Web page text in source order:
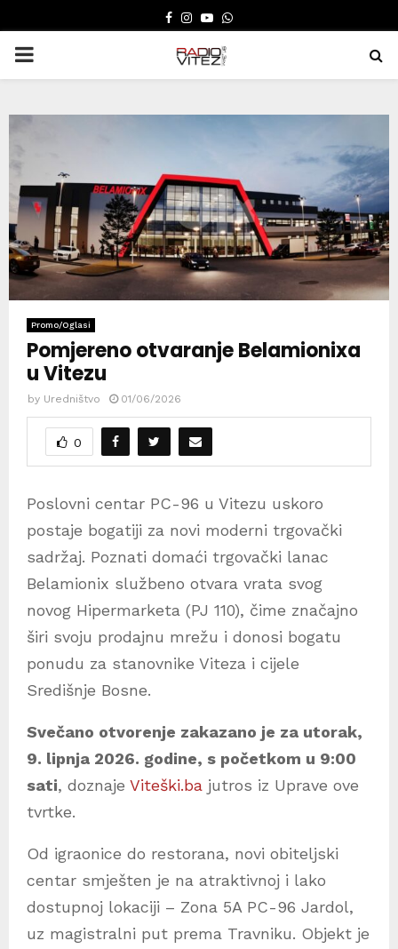
FACEBOOK
INSTAGRAM
YOUTUBE
WHATSAPP
PRIMARY
Promo/Oglasi
Pomjereno otvaranje Belamionixa
u Vitezu
by Uredništvo 01/06/2026
0
Poslovni centar PC-96 u Vitezu uskoro
postaje bogatiji za novi moderni trgovački
sadržaj. Poznati domaći trgovački lanac
Belamionix službeno otvara vrata svog
novog Hipermarketa (PJ 110), čime značajno
širi svoju prodajnu mrežu i donosi bogatu
ponudu za stanovnike Viteza i cijele
Središnje Bosne.
Svečano otvorenje zakazano je za utorak,
9. lipnja 2026. godine, s početkom u 9:00
sati, doznaje Viteški.ba jutros iz Uprave ove
tvrtke.
Od igraonice do restorana, novi obiteljski
centar smješten je na atraktivnoj i lako
dostupnoj lokaciji – Zona 5A PC-96 Jardol,
uz magistralni put prema Travniku. Objekt je